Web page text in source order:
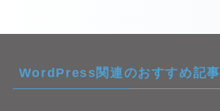
WordPress関連のおすすめ記事